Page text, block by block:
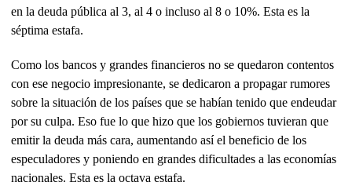
en la deuda pública al 3, al 4 o incluso al 8 o 10%. Esta es la
séptima estafa.
Como los bancos y grandes financieros no se quedaron contentos
con ese negocio impresionante, se dedicaron a propagar rumores
sobre la situación de los países que se habían tenido que endeudar
por su culpa. Eso fue lo que hizo que los gobiernos tuvieran que
emitir la deuda más cara, aumentando así el beneficio de los
especuladores y poniendo en grandes dificultades a las economías
nacionales. Esta es la octava estafa.